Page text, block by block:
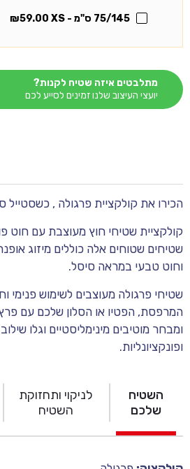
75/145 ס"מ - XS ₪59.00
מתלבטים איזה שטיח לקנות?
יועצי העיצוב שלנו זמינים לסייע לכם
הכירו את קולקציית פרגולה , כשסטייל
קולקציית שטיחי חוץ מעוצבת עם חוט
שטיחים שטוחים אלה כוללים מיזוג
וחוט טבעי במראה סיסל.
שטיחי פרגולה מעוצבים לשימוש פנימי
המרפסת, הפטיו או הסלון שלכם עם
ומבחר מוטיבים מינימליסטיים וגלו
ופונקציונליות.
השטיח
שלכם
לניקוי ותחזוקת
השטיח